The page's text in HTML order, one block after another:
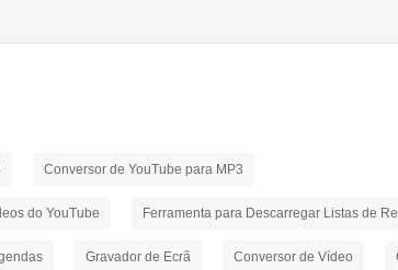
Conversor de YouTube para MP3
do YouTube Ferramenta para Descarregar Listas de
Gravador de Ecrã Conversor de Vídeo